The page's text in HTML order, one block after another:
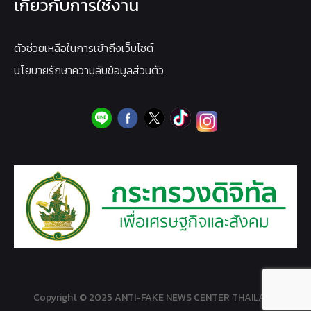
เกี่ยวกับการใช้งาน
ตัวช่วยเหลือในการเข้าถึงเว็บไซต์
นโยบายรักษาความลับข้อมูลส่วนตัว
Copyright © 2025 ANTI-FAKE NEWS CENTER THAILAND